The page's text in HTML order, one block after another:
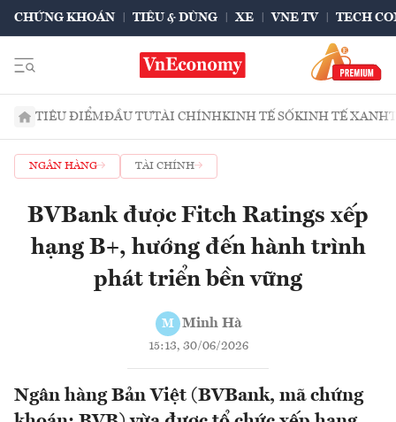
CHỨNG KHOÁN TIÊU & DÙNG XE VNE TV TECH
TIÊU ĐIỂMĐẦU TƯTÀI CHÍNHKINH TẾ SỐKINH TẾ XANH
NGÂN HÀNG TÀI CHÍNH
BVBank được Fitch Ratings xếp
hạng B+, hướng đến hành trình
phát triển bền vững
M Minh Hà
15:13, 30/06/2026
Ngân hàng Bản Việt (BVBank, mã chứng